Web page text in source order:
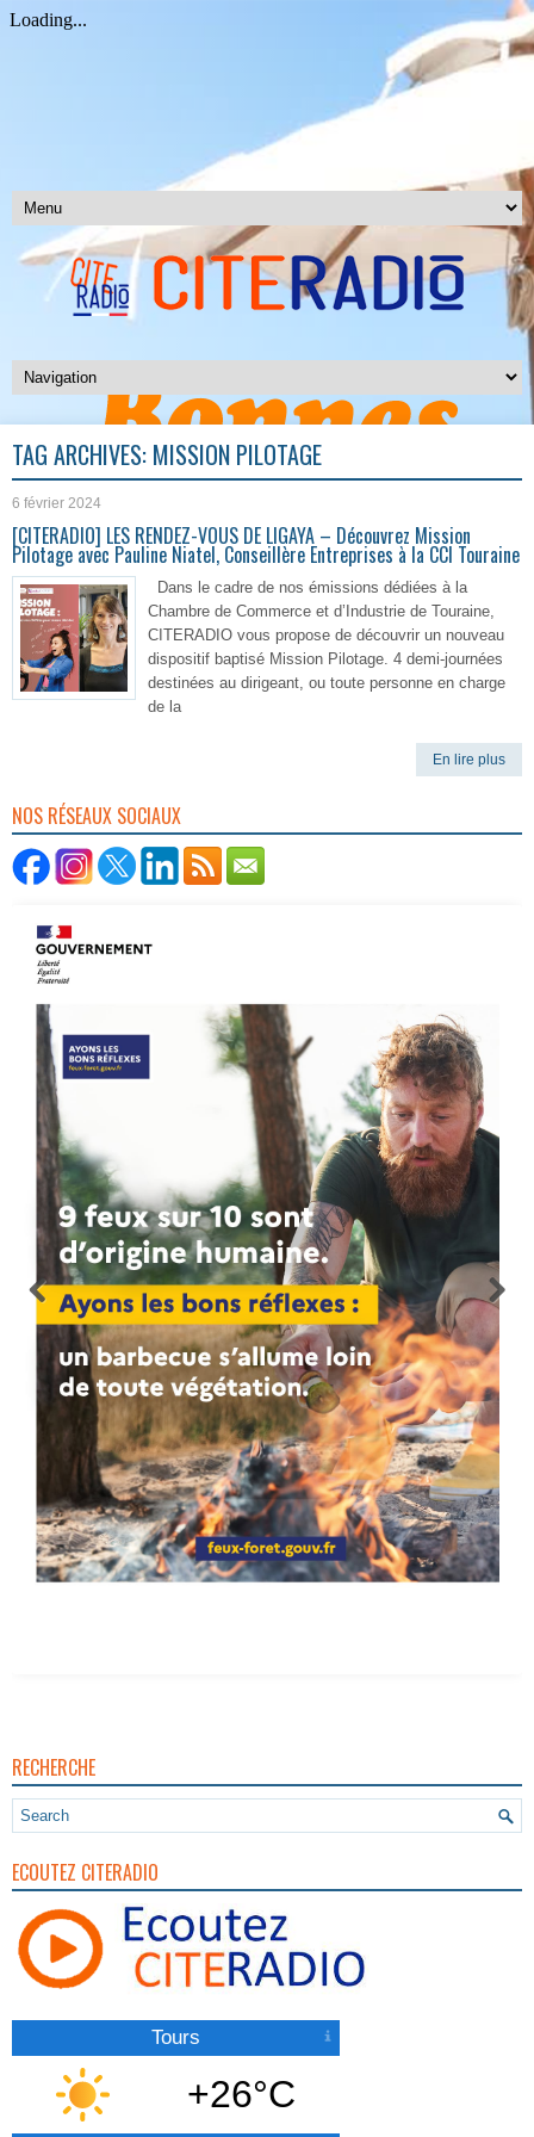
TAG ARCHIVES: MISSION PILOTAGE
6 février 2024
[CITERADIO] LES RENDEZ-VOUS DE LIGAYA – Découvrez Mission
Pilotage avec Pauline Niatel, Conseillère Entreprises à la CCI Touraine
Dans le cadre de nos émissions dédiées à la
Chambre de Commerce et d’Industrie de Touraine,
CITERADIO vous propose de découvrir un nouveau
dispositif baptisé Mission Pilotage. 4 demi-journées
destinées au dirigeant, ou toute personne en charge
de la
En lire plus
NOS RÉSEAUX SOCIAUX
RECHERCHE
ECOUTEZ CITERADIO
Tours
+26°C